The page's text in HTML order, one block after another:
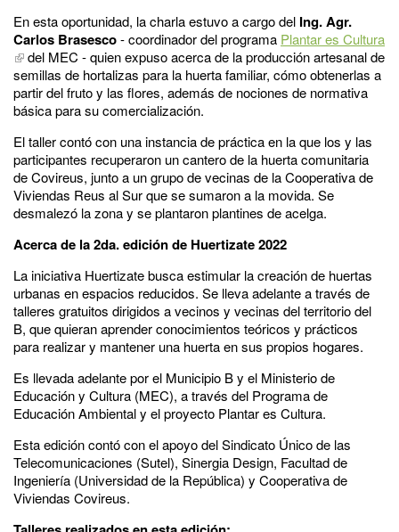
En esta oportunidad, la charla estuvo a cargo del Ing. Agr.
Carlos Brasesco- coordinador del programa Plantar es Cultura
del MEC - quien expuso acerca de la producción artesanal de
semillas de hortalizas para la huerta familiar, cómo obtenerlas a
partir del fruto y las flores, además de nociones de normativa
básica para su comercialización.
El taller contó con una instancia de práctica en la que los y las
participantes recuperaron un cantero de la huerta comunitaria
de Covireus, junto a un grupo de vecinas de la Cooperativa de
Viviendas Reus al Sur que se sumaron a la movida. Se
desmalezó la zona y se plantaron plantines de acelga.
Acerca de la 2da. edición de Huertizate 2022
La iniciativa Huertizate busca estimular la creación de huertas
urbanas en espacios reducidos. Se lleva adelante a través de
talleres gratuitos dirigidos a vecinos y vecinas del territorio del
B, que quieran aprender conocimientos teóricos y prácticos
para realizar y mantener una huerta en sus propios hogares.
Es llevada adelante por el Municipio B y el Ministerio de
Educación y Cultura (MEC), a través del Programa de
Educación Ambiental y el proyecto Plantar es Cultura.
Esta edición contó con el apoyo del Sindicato Único de las
Telecomunicaciones (Sutel), Sinergia Design, Facultad de
Ingeniería (Universidad de la República) y Cooperativa de
Viviendas Covireus.